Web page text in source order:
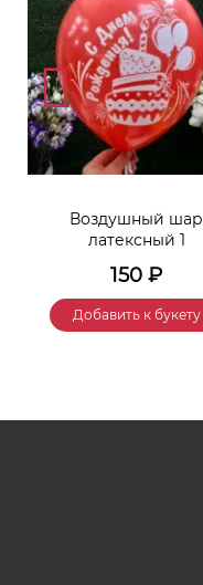
Воздушный шар
латексный 1
150 ₽
Добавить к букету